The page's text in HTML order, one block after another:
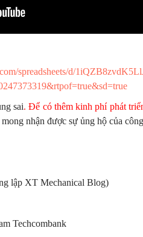
spreadsheets/d/
sai. Để có thêm kinh phí phát
mong nhận được sự ủng hộ của
lập XT Mechanical Blog)
Techcombank